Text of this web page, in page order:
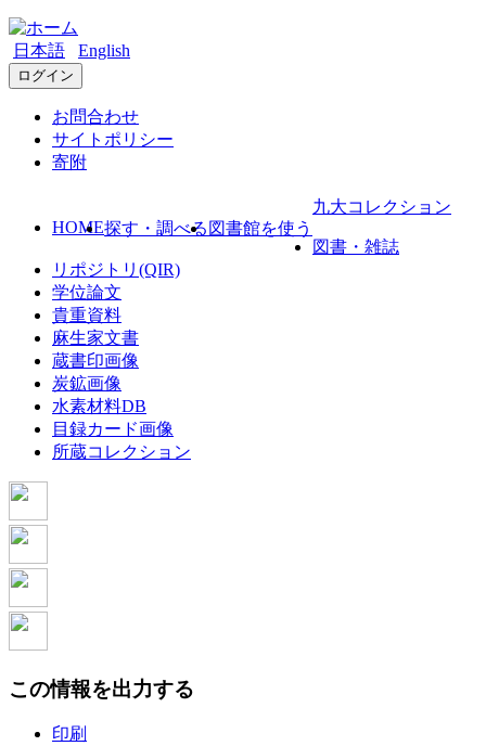
日本語 English
ログイン
お問合わせ
サイトポリシー
寄附
HOME探す・調べる 図書館を使う
九大コレクション
図書・雑誌
リポジトリ(QIR)
学位論文
貴重資料
麻生家文書
蔵書印画像
炭鉱画像
水素材料DB
目録カード画像
所蔵コレクション
この情報を出力する
印刷